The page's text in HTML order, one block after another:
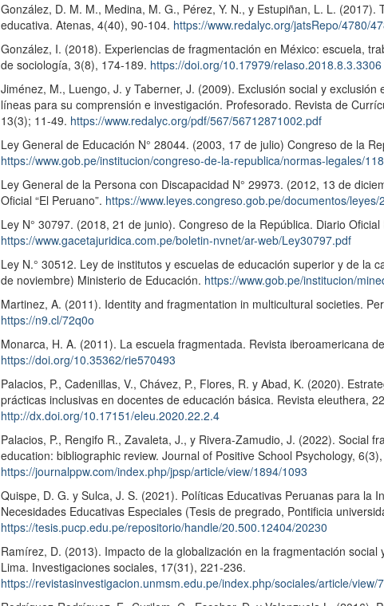
González, D. M. M., Medina, M. G., Pérez, Y. N., y Estupiñan, L. L. (2017).
educativa. Atenas, 4(40), 90-104. https://www.redalyc.org/jatsRepo/4780/
González, I. (2018). Experiencias de fragmentación en México: escuela,
de sociología, 3(8), 174-189. https://doi.org/10.17979/relaso.2018.8.3.3306
Jiménez, M., Luengo, J. y Taberner, J. (2009). Exclusión social y
líneas para su comprensión e investigación. Profesorado. Revista de
13(3); 11-49. https://www.redalyc.org/pdf/567/56712871002.pdf
Ley General de Educación N° 28044. (2003, 17 de julio) Congreso de la
https://www.gob.pe/institucion/congreso-de-la-republica/normas-legales/
Ley General de la Persona con Discapacidad N° 29973. (2012, 13 de
Oficial “El Peruano”. https://www.leyes.congreso.gob.pe/documentos/leyes/
Ley N° 30797. (2018, 21 de junio). Congreso de la República. Diario Oficial
https://www.gacetajuridica.com.pe/boletin-nvnet/ar-web/Ley30797.pdf
Ley N.° 30512. Ley de institutos y escuelas de educación superior y de la
de noviembre) Ministerio de Educación. https://www.gob.pe/institucion/
Martinez, A. (2011). Identity and fragmentation in multicultural societies.
https://n9.cl/72q0o
Monarca, H. A. (2011). La escuela fragmentada. Revista iberoamericana
https://doi.org/10.35362/rie570493
Palacios, P., Cadenillas, V., Chávez, P., Flores, R. y Abad, K. (2020).
prácticas inclusivas en docentes de educación básica. Revista eleuthera,
http://dx.doi.org/10.17151/eleu.2020.22.2.4
Palacios, P., Rengifo R., Zavaleta, J., y Rivera-Zamudio, J. (2022). Social
education: bibliographic review. Journal of Positive School Psychology,
https://journalppw.com/index.php/jpsp/article/view/1894/1093
Quispe, D. G. y Sulca, J. S. (2021). Políticas Educativas Peruanas para la
Necesidades Educativas Especiales (Tesis de pregrado, Pontificia
https://tesis.pucp.edu.pe/repositorio/handle/20.500.12404/20230
Ramírez, D. (2013). Impacto de la globalización en la fragmentación
Lima. Investigaciones sociales, 17(31), 221-236.
https://revistasinvestigacion.unmsm.edu.pe/index.php/sociales/article/view/